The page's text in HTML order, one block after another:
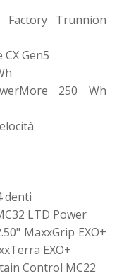
Factory Trunnion
Gen5
250 Wh
denti
LTD Power
MaxxGrip EXO+
EXO+
Control MC22